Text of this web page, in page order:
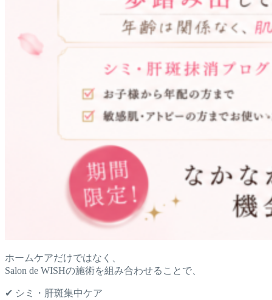
ホームケアだけではなく、
Salon de WISHの施術を組み合わせることで、
✔ シミ・肝斑集中ケア